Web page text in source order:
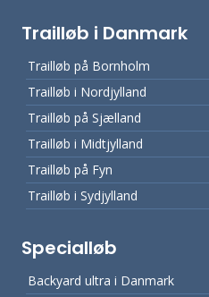
Trailløb i Danmark
Trailløb på Bornholm
Trailløb i Nordjylland
Trailløb på Sjælland
Trailløb i Midtjylland
Trailløb på Fyn
Trailløb i Sydjylland
Specialløb
Backyard ultra i Danmark